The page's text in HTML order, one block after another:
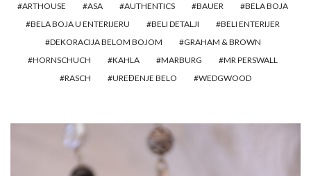
ARTHOUSE ASA AUTHENTICS BAUER
BELA BOJA
BELA BOJA U ENTERIJERU
BELI DETALJI
BELI ENTERIJER
DEKORACIJA BELOM BOJOM
GRAHAM & BROWN
HORNSCHUCH
KAHLA MARBURG
MR PERSWALL
RASCH
UREĐENJE BELO WEDGWOOD